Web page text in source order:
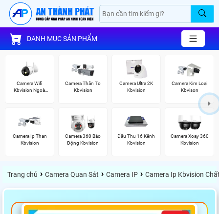
DANH MỤC SẢN PHẨM
Camera Wifi
Kbvision Ngoài
Camera Thân To
Kbvision
Camera Ultra 2K
Kbvision
Camera Kim Loại
Kbvison
Camera Ip Than
Kbvision
Camera 360 Báo
Động Kbvision
Đầu Thu 16 Kênh
Kbvision
Camera Xoay 360
Kbvision
Trang chủ › Camera Quan Sát › Camera IP › Camera Ip Kbvision